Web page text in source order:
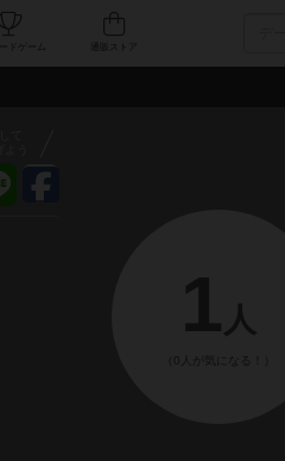
人気ボードゲーム
1 人
（0人が気になる！）